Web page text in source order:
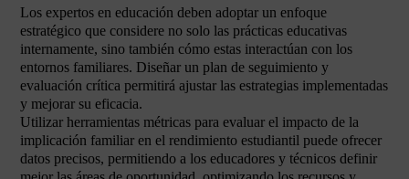
Los expertos en educación deben adoptar un enfoque
estratégico que considere no solo las prácticas educativas
internamente, sino también cómo estas interactúan con los
entornos familiares. Diseñar un plan de seguimiento y
evaluación crítica permitirá ajustar las estrategias implementadas
y mejorar su eficacia.
Utilizar herramientas métricas para evaluar el impacto de la
implicación familiar en el rendimiento estudiantil puede ofrecer
datos precisos, permitiendo a los educadores y técnicos definir